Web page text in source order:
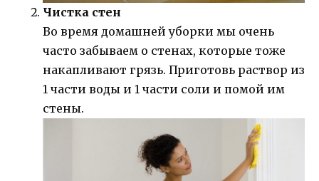
Чистка стен
Во время домашней уборки мы очень
часто забываем о стенах, которые тоже
накапливают грязь. Приготовь раствор из
1 части воды и 1 части соли и помой им
стены.